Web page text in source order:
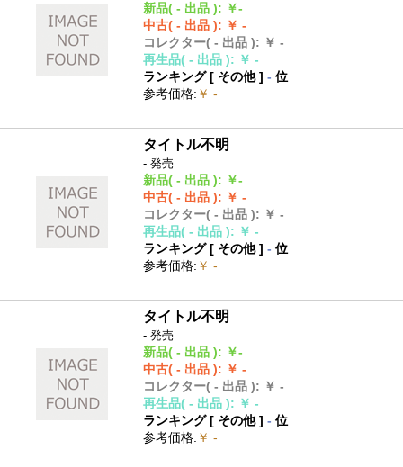
新品( - 出品 ): ￥-
中古( - 出品 ): ￥ -
コレクター( - 出品 ): ￥ -
再生品( - 出品 ): ￥ -
ランキング [ その他]- 位
参考価格: ￥ -
タイトル不明
- 発売
新品( - 出品 ): ￥-
中古( - 出品 ): ￥ -
コレクター( - 出品 ): ￥ -
再生品( - 出品 ): ￥ -
ランキング [ その他]- 位
参考価格: ￥ -
タイトル不明
- 発売
新品( - 出品 ): ￥-
中古( - 出品 ): ￥ -
コレクター( - 出品 ): ￥ -
再生品( - 出品 ): ￥ -
ランキング [ その他]- 位
参考価格: ￥ -